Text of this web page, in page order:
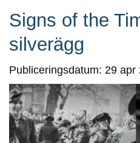
Signs of the
silverägg
Publiceringsdatum: 29 apr